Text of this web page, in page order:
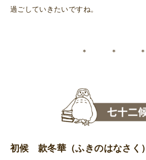
過ごしていきたいですね。
＊ ＊ ＊
初候 款冬華（ふきのはなさく）